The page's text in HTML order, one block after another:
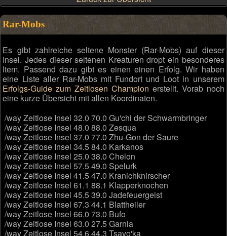
Rar-Mobs
Es gibt zahlreiche seltene Monster (Rar-Mobs) auf dieser
Insel. Jedes dieser seltenen Kreaturen dropt ein besonderes
Item. Passend dazu gibt es einen einen Erfolg. Wir haben
eine Liste aller Rar-Mobs mit Fundort und Loot in unserem
Erfolgs-Guide zum Zeitlosen Champion erstellt. Vorab noch
eine kurze Übersicht mit allen Koordinaten.
/way Zeitlose Insel 32.0 70.0 Gu'chi der Schwarmbringer
/way Zeitlose Insel 48.0 88.0 Zesqua
/way Zeitlose Insel 37.0 77.0 Zhu-Gon der Saure
/way Zeitlose Insel 34.5 84.0 Karkanos
/way Zeitlose Insel 25.0 38.0 Chelon
/way Zeitlose Insel 57.5 49.0 Spelurk
/way Zeitlose Insel 41.5 47.0 Kranichknirscher
/way Zeitlose Insel 61.1 88.1 Klapperknochen
/way Zeitlose Insel 45.5 39.0 Jadefeuergeist
/way Zeitlose Insel 67.3 44.1 Blattheiler
/way Zeitlose Insel 66.0 73.0 Bufo
/way Zeitlose Insel 63.0 27.5 Garnia
/way Zeitlose Insel 54.6 44.3 Tsavo'ka